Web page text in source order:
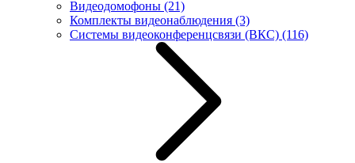
Видеодомофоны (21)
Комплекты видеонаблюдения (3)
Системы видеоконференцсвязи (ВКС) (116)